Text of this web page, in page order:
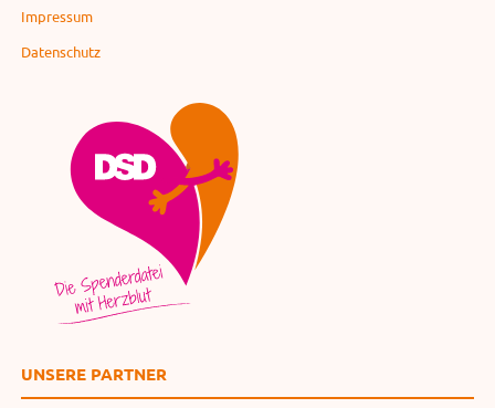
Impressum
Datenschutz
UNSERE PARTNER